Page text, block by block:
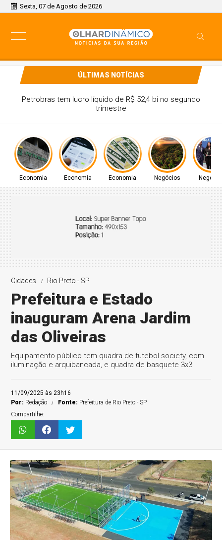
Sexta, 07 de Agosto de 2026
ÚLTIMAS NOTÍCIAS
Pix amplia participação nos pagamentos em bares e
restaurantes
Economia Economia Economia Negócios
Cidades Rio Preto - SP
Prefeitura e Estado
inauguram Arena Jardim
das Oliveiras
Equipamento público tem quadra de futebol society, com
iluminação e arquibancada, e quadra de basquete 3x3
11/09/2025 às 23h16
Por: Redação Fonte: Prefeitura de Rio Preto - SP
Compartilhe: